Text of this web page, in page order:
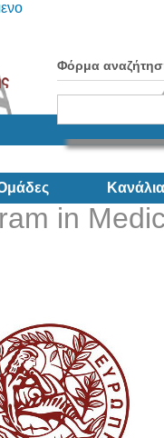
Φόρμα
Κανάλια
in